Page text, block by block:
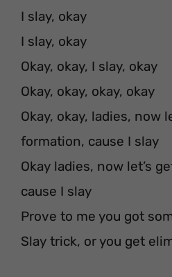
I slay, okay
I slay, okay
Okay, okay, I slay, okay
Okay, okay, okay, okay
Okay, okay, ladies, now
formation, cause I slay
Okay ladies, now let’s
cause I slay
Prove to me you got
Slay trick, or you get